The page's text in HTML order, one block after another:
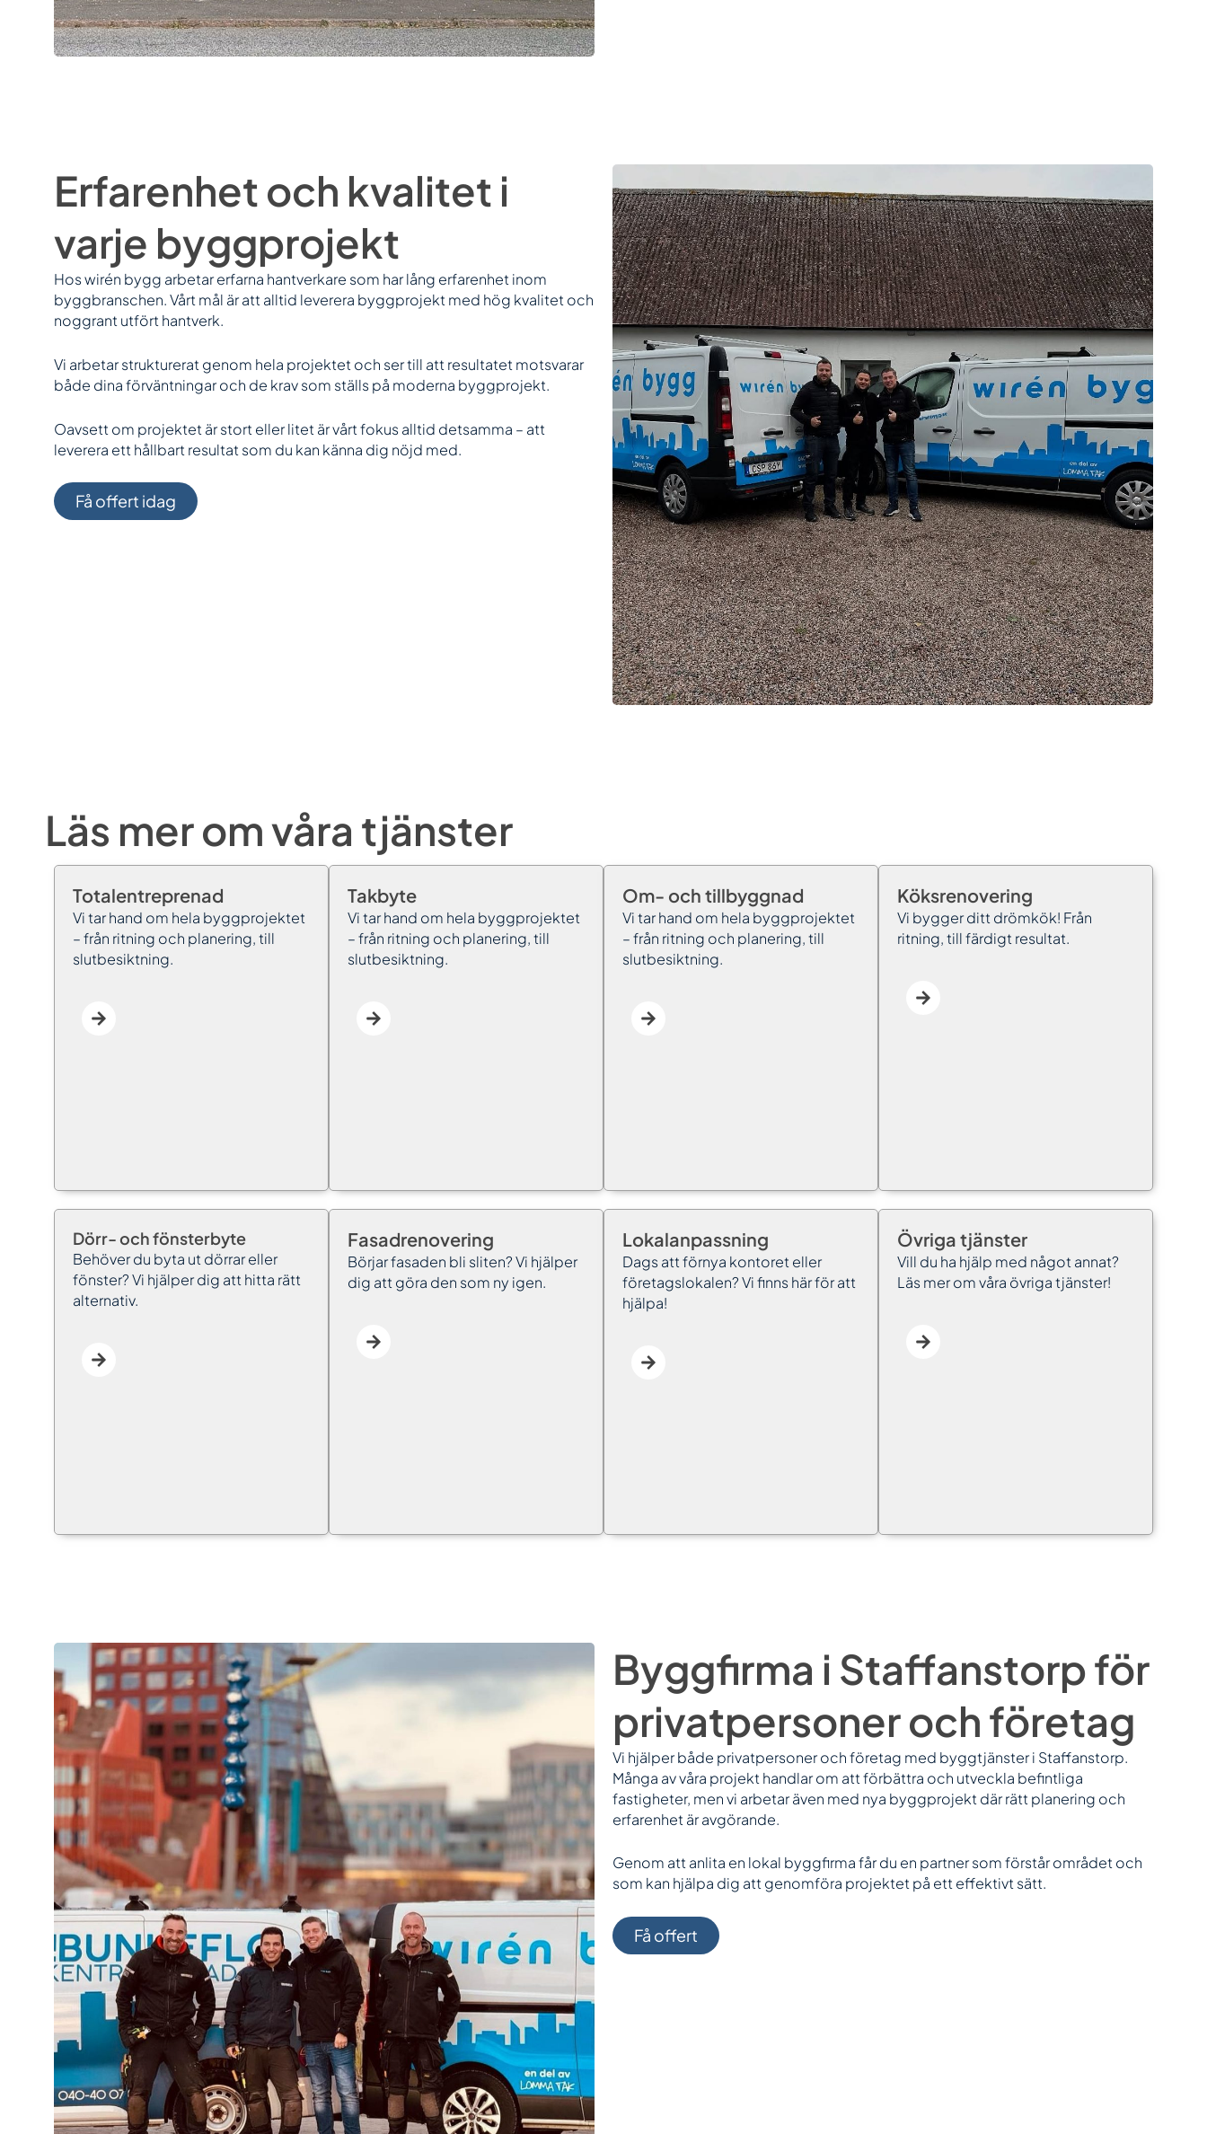
Erfarenhet och kvalitet i
varje byggprojekt
Hos wirén bygg arbetar erfarna hantverkare som har lång erfarenhet inom
byggbranschen. Vårt mål är att alltid leverera byggprojekt med hög kvalitet och
noggrant utfört hantverk.
Vi arbetar strukturerat genom hela projektet och ser till att resultatet motsvarar
både dina förväntningar och de krav som ställs på moderna byggprojekt.
Oavsett om projektet är stort eller litet är vårt fokus alltid detsamma – att
leverera ett hållbart resultat som du kan känna dig nöjd med.
Få offert idag
Läs mer om våra tjänster
Totalentreprenad
Vi tar hand om hela byggprojektet
– från ritning och planering, till
slutbesiktning.
Takbyte
Vi tar hand om hela byggprojektet
– från ritning och planering, till
slutbesiktning.
Om- och tillbyggnad
Vi tar hand om hela byggprojektet
– från ritning och planering, till
slutbesiktning.
Köksrenovering
Vi bygger ditt drömkök! Från
ritning, till färdigt resultat.
Dörr- och fönsterbyte
Behöver du byta ut dörrar eller
fönster? Vi hjälper dig att hitta rätt
alternativ.
Fasadrenovering
Börjar fasaden bli sliten? Vi hjälper
dig att göra den som ny igen.
Lokalanpassning
Dags att förnya kontoret eller
företagslokalen? Vi finns här för att
hjälpa!
Övriga tjänster
Vill du ha hjälp med något annat?
Läs mer om våra övriga tjänster!
Byggfirma i Staffanstorp för
privatpersoner och företag
Vi hjälper både privatpersoner och företag med byggtjänster i Staffanstorp.
Många av våra projekt handlar om att förbättra och utveckla befintliga
fastigheter, men vi arbetar även med nya byggprojekt där rätt planering och
erfarenhet är avgörande.
Genom att anlita en lokal byggfirma får du en partner som förstår området och
som kan hjälpa dig att genomföra projektet på ett effektivt sätt.
Få offert